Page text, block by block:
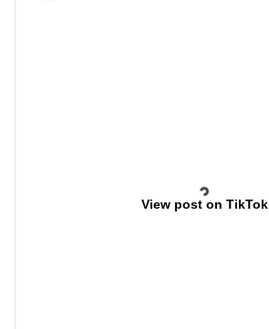
View post on TikTok